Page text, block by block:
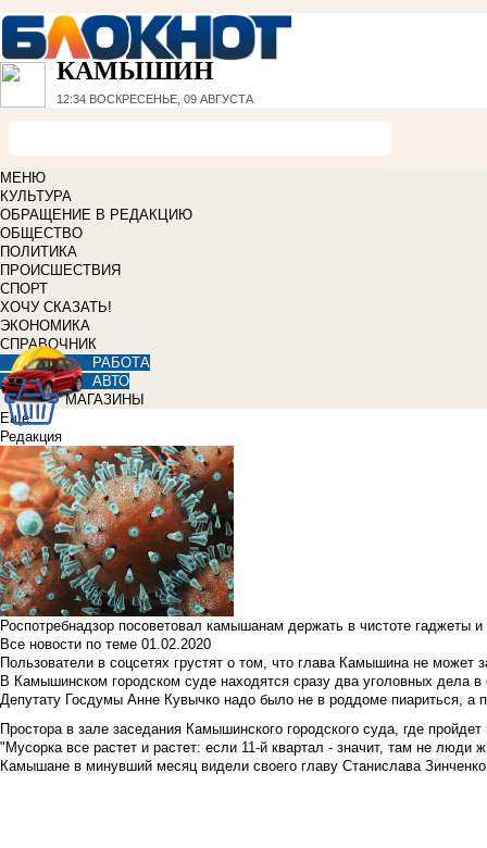
КАМЫШИН
12:34 ВОСКРЕСЕНЬЕ, 09 АВГУСТА
МЕНЮ
КУЛЬТУРА
ОБРАЩЕНИЕ В РЕДАКЦИЮ
ОБЩЕСТВО
ПОЛИТИКА
ПРОИСШЕСТВИЯ
СПОРТ
ХОЧУ СКАЗАТЬ!
ЭКОНОМИКА
СПРАВОЧНИК
РАБОТА
АВТО
МАГАЗИНЫ
Еще
Редакция
Роспотребнадзор посоветовал камышанам держать в чистоте гаджеты
Все новости по теме 01.02.2020
Пользователи в соцсетях грустят о том, что глава Камышина не может
В Камышинском городском суде находятся сразу два уголовных дела
Депутату Госдумы Анне Кувычко надо было не в роддоме пиариться, а
Простора в зале заседания Камышинского городского суда, где
"Мусорка все растет и растет: если 11-й квартал - значит, там не люди
Камышане в минувший месяц видели своего главу Станислава Зинченко